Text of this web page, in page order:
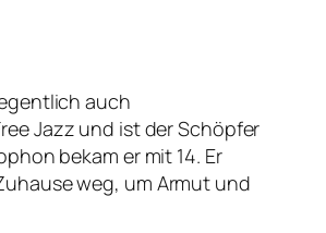
auch
Jazz und ist der Schöpfer
bekam er mit 14. Er
weg, um Armut und